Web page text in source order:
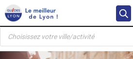
Skip
to
content
Recherche
produits